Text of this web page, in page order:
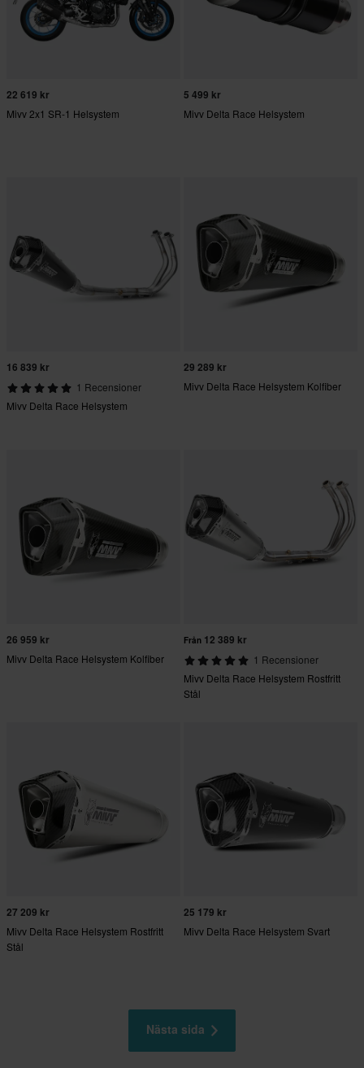
22 619 kr
Mivv 2x1 SR-1 Helsystem
5 499 kr
Mivv Delta Race Helsystem
16 839 kr
1 Recensioner
Mivv Delta Race Helsystem
29 289 kr
Mivv Delta Race Helsystem Kolfiber
26 959 kr
Mivv Delta Race Helsystem Kolfiber
Från 12 389 kr
1 Recensioner
Mivv Delta Race Helsystem Rostfritt
Stål
27 209 kr
Mivv Delta Race Helsystem Rostfritt
Stål
25 179 kr
Mivv Delta Race Helsystem Svart
Nästa sida